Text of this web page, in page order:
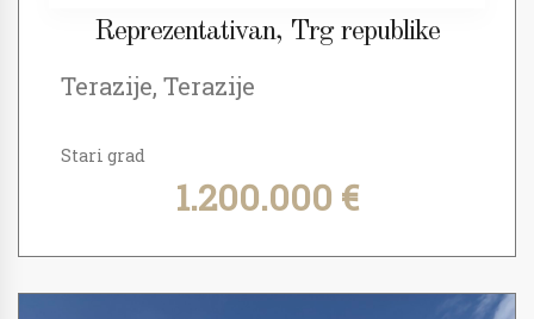
Reprezentativan, Trg republike
Terazije, Terazije
Stari grad
1.200.000 €